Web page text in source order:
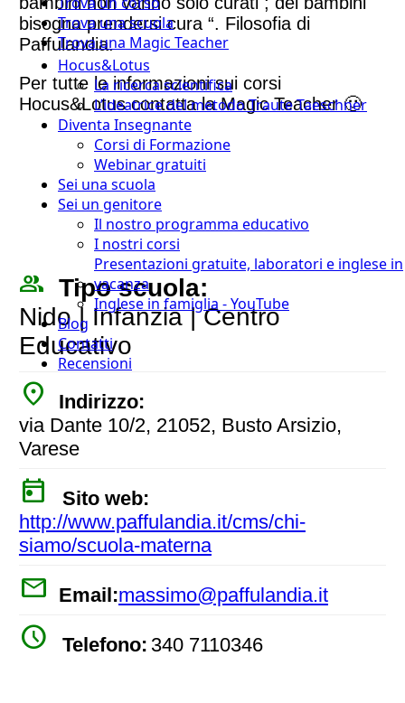
Trova una scuola
Trova una Magic Teacher
Hocus&Lotus
La ricerca scientifica
L’ideatrice del metodo Traute Taeschner
Diventa Insegnante
Corsi di Formazione
Webinar gratuiti
Sei una scuola
Sei un genitore
Il nostro programma educativo
I nostri corsi
Presentazioni gratuite, laboratori e inglese in
vacanza
Inglese in famiglia - YouTube
Blog
Contatti
Recensioni
bisogna prendersi cura “. Filosofia di
Paffulandia.
Per tutte le informazioni sui corsi
Hocus&Lotus contatta la Magic Teacher 🙂
people_outline Tipo scuola:
Nido | Infanzia | Centro
Educativo
place
Indirizzo:
via Dante 10/2, 21052, Busto Arsizio,
Varese
today
Sito web:
http://www.paffulandia.it/cms/chi-
siamo/scuola-materna
mail Email:massimo@paffulandia.it
watch_later Telefono: 340 7110346